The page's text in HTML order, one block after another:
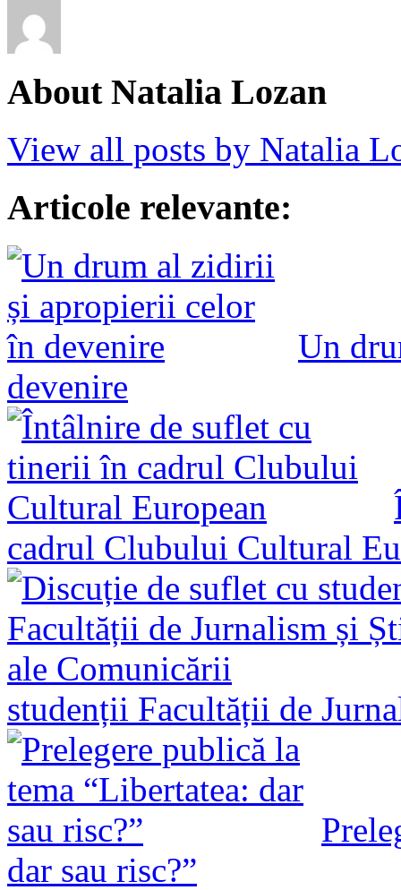
About Natalia Lozan
View all posts by Natalia
Articole relevante:
Un
devenire
cadrul Clubului Cultural
studenții Facultății de
dar sau risc?”